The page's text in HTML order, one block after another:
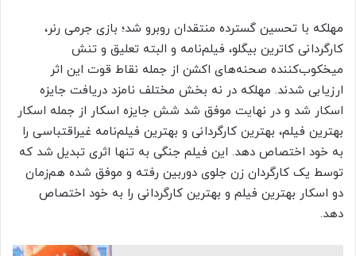
مهلکه با تحسین گسترده منتقدان روبرو شد؛ بازی جرمی رنر،
کارگردانی کاترین بیگلو، فیلم‌نامه و البته تعلیق و تنش
میخکوب‌کننده صحنه‌های اکشن از جمله نقاط قوت این اثر
ارزیابی شدند. مهلکه در نه بخش مختلف نامزد دریافت جایزه
اسکار شد و در نهایت موفق شد شش جایزه اسکار از جمله اسکار
بهترین فیلم، بهترین کارگردانی و بهترین فیلم‌نامه غیراقتباسی را
به خود اختصاص دهد. این فیلم جنگی به تنها اثری تبدیل شد که
توسط یک کارگردان زن جلوی دوربین رفته و موفق شده هم‌زمان
دو اسکار بهترین فیلم و بهترین کارگردانی را به خود اختصاص
دهد.